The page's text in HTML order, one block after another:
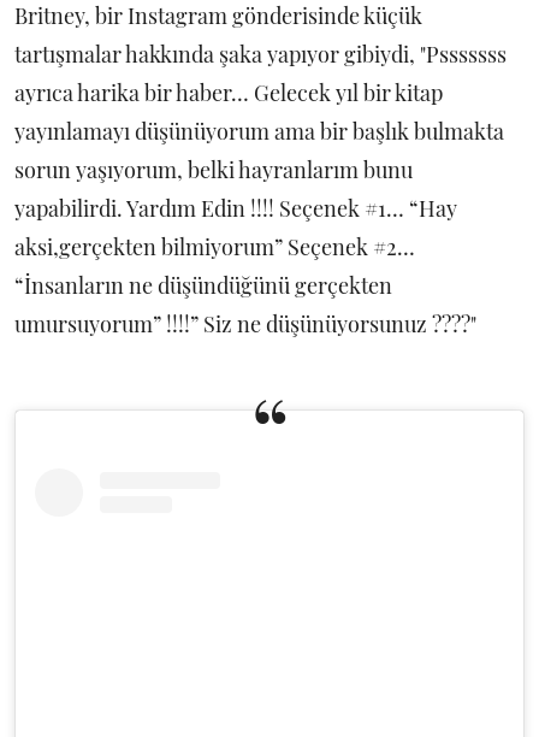
Britney, bir Instagram gönderisinde küçük
tartışmalar hakkında şaka yapıyor gibiydi, "Psssssss
ayrıca harika bir haber… Gelecek yıl bir kitap
yayınlamayı düşünüyorum ama bir başlık bulmakta
sorun yaşıyorum, belki hayranlarım bunu
yapabilirdi. Yardım Edin !!!! Seçenek #1… “Hay
aksi,gerçekten bilmiyorum” Seçenek #2…
“İnsanların ne düşündüğünü gerçekten
umursuyorum” !!!!” Siz ne düşünüyorsunuz ????"